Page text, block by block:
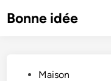
toBonne idée
PostedMaison